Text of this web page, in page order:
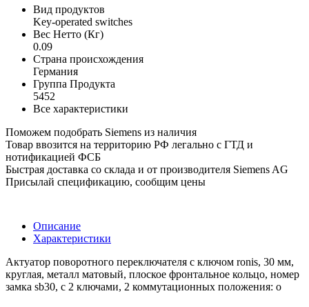
Вид продуктов
Key-operated switches
Вес Нетто (Кг)
0.09
Страна происхождения
Германия
Группа Продукта
5452
Все характеристики
Поможем подобрать Siemens из наличия
Товар ввозится на территорию РФ легально с ГТД и
нотификацией ФСБ
Быстрая доставка со склада и от производителя Siemens AG
Присылай спецификацию, сообщим цены
Описание
Характеристики
Актуатор поворотного переключателя с ключом ronis, 30 мм,
круглая, металл матовый, плоское фронтальное кольцо, номер
замка sb30, с 2 ключами, 2 коммутационных положения: o